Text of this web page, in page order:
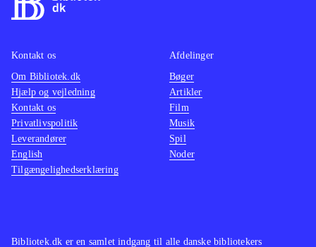
Bibliotek.dk er en samlet indgang til alle danske bibliotekers
Kontakt os
Om Bibliotek.dk
Hjælp og vejledning
Kontakt os
Privatlivspolitik
Leverandører
English
Tilgængelighedserklæring
Afdelinger
Bøger
Artikler
Film
Musik
Spil
Noder